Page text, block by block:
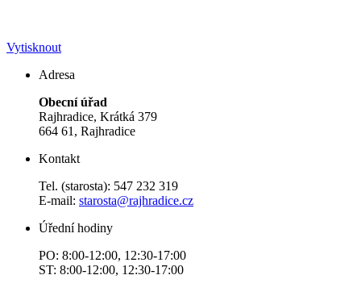
Vytisknout
Adresa
Obecní úřad
Rajhradice, Krátká 379
664 61, Rajhradice
Kontakt
Tel. (starosta): 547 232 319
E-mail: starosta@rajhradice.cz
Úřední hodiny
PO: 8:00-12:00, 12:30-17:00
ST: 8:00-12:00, 12:30-17:00